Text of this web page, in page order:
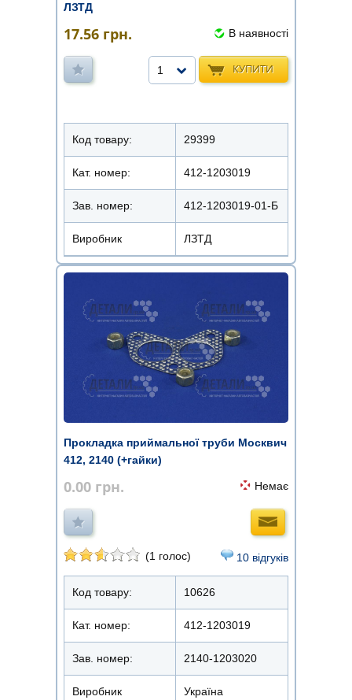
ЛЗТД
17.56 грн. В наявності
КУПИТИ
1
Код товару: 29399
Кат. номер: 412-1203019
Зав. номер: 412-1203019-01-Б
Виробник ЛЗТД
Прокладка приймальної труби Москвич
412, 2140 (+гайки)
0.00 грн. Немає
(1 голос) 10 відгуків
Код товару: 10626
Кат. номер: 412-1203019
Зав. номер: 2140-1203020
Виробник Україна